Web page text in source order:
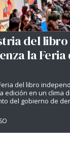
del libro
la Feria
del libro
edición en un clima
del gobierno de